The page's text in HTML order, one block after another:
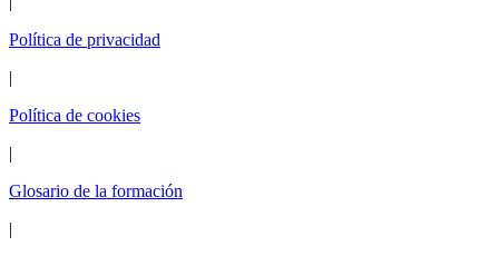
Política de privacidad
|
Política de cookies
|
Glosario de la formación
|